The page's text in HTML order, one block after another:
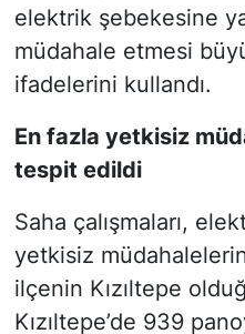
elektrik şebekesine
müdahale etmesi
ifadelerini kullandı.
En fazla yetkisiz
tespit edildi
Saha çalışmaları,
yetkisiz
ilçenin Kızıltepe
Kızıltepe’de 939